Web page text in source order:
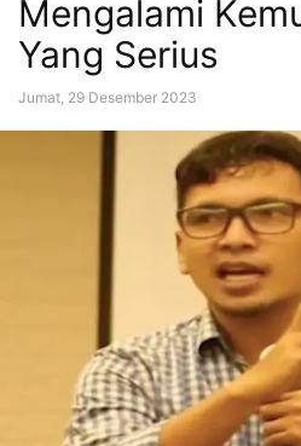
Mengalami
Yang Serius
Jumat, 29 Desember 2023